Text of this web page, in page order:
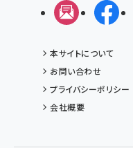
メルマガ
本サイトについて
お問い合わせ
プライバシーポリシー
会社概要